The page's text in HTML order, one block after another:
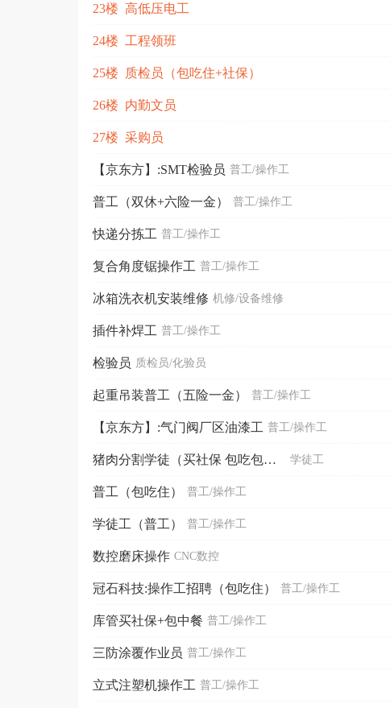
23楼 高低压电工
24楼 工程领班
25楼 质检员（包吃住+社保）
26楼 内勤文员
27楼 采购员
【京东方】:SMT检验员 普工/操作工
普工（双休+六险一金） 普工/操作工
快递分拣工 普工/操作工
复合角度锯操作工 普工/操作工
冰箱洗衣机安装维修 机修/设备维修
插件补焊工 普工/操作工
检验员 质检员/化验员
起重吊装普工（五险一金） 普工/操作工
【京东方】:气门阀厂区油漆工 普工/操作工
猪肉分割学徒（买社保 包吃包住） 学徒工
普工（包吃住） 普工/操作工
学徒工（普工） 普工/操作工
数控磨床操作 CNC数控
冠石科技:操作工招聘（包吃住） 普工/操作工
库管买社保+包中餐 普工/操作工
三防涂覆作业员 普工/操作工
立式注塑机操作工 普工/操作工